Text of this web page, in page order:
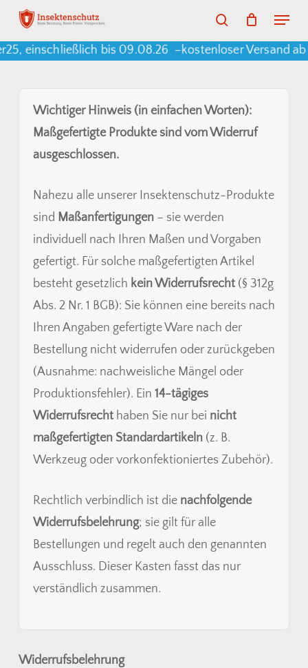
Skip
main
Menu
Cart
einschließlich bis 09.08.26 – kostenloser Versand ab
Wichtiger Hinweis (in einfachen Worten):
Maßgefertigte Produkte sind vom Widerruf
ausgeschlossen.
Nahezu alle unserer Insektenschutz-Produkte
sind Maßanfertigungen– sie werden
individuell nach Ihren Maßen und Vorgaben
gefertigt. Für solche maßgefertigten Artikel
besteht gesetzlich kein Widerrufsrecht(§ 312g
Abs. 2 Nr. 1 BGB): Sie können eine bereits nach
Ihren Angaben gefertigte Ware nach der
Bestellung nicht widerrufen oder zurückgeben
(Ausnahme: nachweisliche Mängel oder
Produktionsfehler). Ein 14-tägiges
Widerrufsrechthaben Sie nur bei nicht
maßgefertigten Standardartikeln(z. B.
Werkzeug oder vorkonfektioniertes Zubehör).
Rechtlich verbindlich ist die nachfolgende
Widerrufsbelehrung; sie gilt für alle
Bestellungen und regelt auch den genannten
Ausschluss. Dieser Kasten fasst das nur
verständlich zusammen.
Widerrufsbelehrung